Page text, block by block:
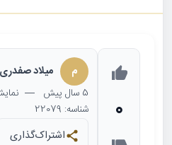
0
م میلاد صفدری
5 سال پیش — نمایش:
شناسه: 22079
اشتراک‌گذاری